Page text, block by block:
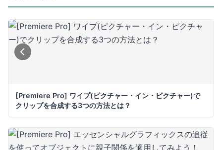
[Premiere Pro] ワイプ(ピクチャー・イン・ピクチャー)で
クリップを合成する3つの方法とは？